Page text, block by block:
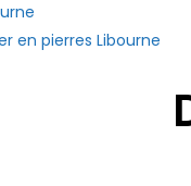
en pierres Libourne